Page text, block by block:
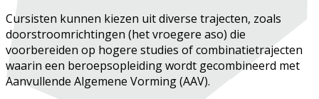
Cursisten kunnen kiezen uit diverse trajecten, zoals
doorstroomrichtingen (het vroegere aso) die
voorbereiden op hogere studies of combinatietrajecten
waarin een beroepsopleiding wordt gecombineerd met
Aanvullende Algemene Vorming (AAV).